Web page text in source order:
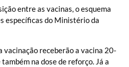
entre as vacinas, o esquema
específicas do Ministério da
vacinação receberão a vacina 20-
na dose de reforço. Já a